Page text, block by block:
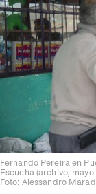
Fernando Pereira en
Escucha (archivo, mayo
Foto: Alessandro